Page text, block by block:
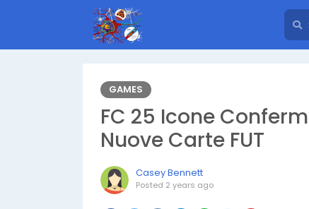
GAMES
FC 25 Icone
Nuove Carte FUT
Casey Bennett
Posted 2 years ago